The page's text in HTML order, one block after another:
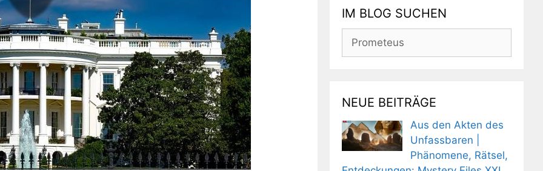
IM BLOG SUCHEN
Suchen
NEUE BEITRÄGE
Aus den Akten des
Unfassbaren |
Phänomene, Rätsel,